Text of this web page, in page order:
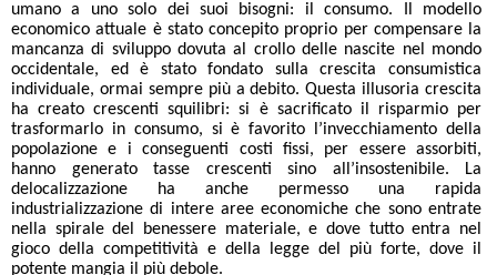
umano a uno solo dei suoi bisogni: il consumo. Il modello
economico attuale è stato concepito proprio per compensare la
mancanza di sviluppo dovuta al crollo delle nascite nel mondo
occidentale, ed è stato fondato sulla crescita consumistica
individuale, ormai sempre più a debito. Questa illusoria crescita
ha creato crescenti squilibri: si è sacrificato il risparmio per
trasformarlo in consumo, si è favorito l’invecchiamento della
popolazione e i conseguenti costi fissi, per essere assorbiti,
hanno generato tasse crescenti sino all’insostenibile. La
delocalizzazione ha anche permesso una rapida
industrializzazione di intere aree economiche che sono entrate
nella spirale del benessere materiale, e dove tutto entra nel
gioco della competitività e della legge del più forte, dove il
potente mangia il più debole.